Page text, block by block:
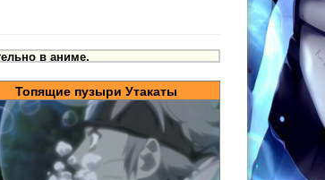
навигация ,
поиск
в аниме.
Топящие пузыри Утакаты